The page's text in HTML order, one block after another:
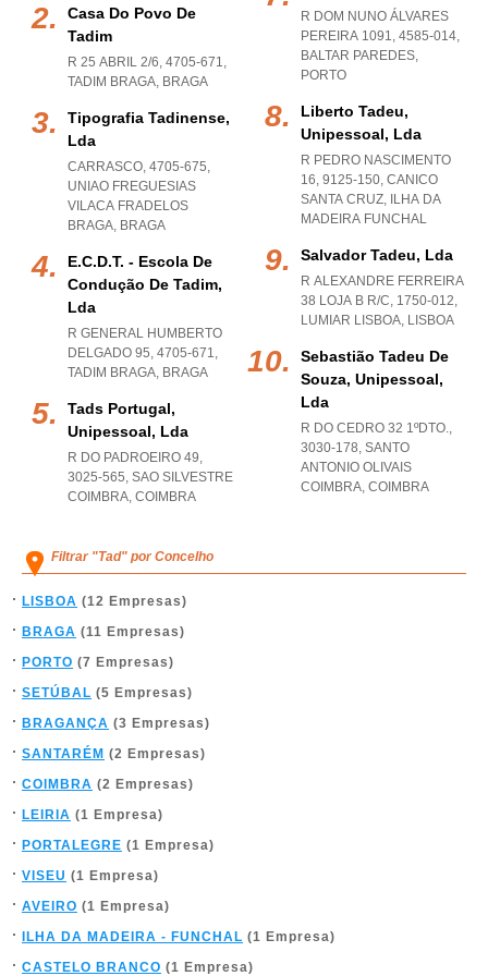
Casa Do Povo De
Tadim
R 25 ABRIL 2/6, 4705-671,
TADIM BRAGA, BRAGA
Tipografia Tadinense,
Lda
CARRASCO, 4705-675,
UNIAO FREGUESIAS
VILACA FRADELOS
BRAGA, BRAGA
E.c.d.t. - Escola De
Condução De Tadim,
Lda
R GENERAL HUMBERTO
DELGADO 95, 4705-671,
TADIM BRAGA, BRAGA
Tads Portugal,
Unipessoal, Lda
R DO PADROEIRO 49,
3025-565, SAO SILVESTRE
COIMBRA, COIMBRA
R DOM NUNO ÁLVARES
PEREIRA 1091, 4585-014,
BALTAR PAREDES,
PORTO
Liberto Tadeu,
Unipessoal, Lda
R PEDRO NASCIMENTO
16, 9125-150, CANICO
SANTA CRUZ, ILHA DA
MADEIRA FUNCHAL
Salvador Tadeu, Lda
R ALEXANDRE FERREIRA
38 LOJA B R/C, 1750-012,
LUMIAR LISBOA, LISBOA
Sebastião Tadeu De
Souza, Unipessoal,
Lda
R DO CEDRO 32 1ºDTO.,
3030-178, SANTO
ANTONIO OLIVAIS
COIMBRA, COIMBRA
Filtrar "Tad" por Concelho
LISBOA (12 Empresas)
BRAGA (11 Empresas)
PORTO (7 Empresas)
SETÚBAL (5 Empresas)
BRAGANÇA (3 Empresas)
SANTARÉM (2 Empresas)
COIMBRA (2 Empresas)
LEIRIA (1 Empresa)
PORTALEGRE (1 Empresa)
VISEU (1 Empresa)
AVEIRO (1 Empresa)
ILHA DA MADEIRA - FUNCHAL (1 Empresa)
CASTELO BRANCO (1 Empresa)